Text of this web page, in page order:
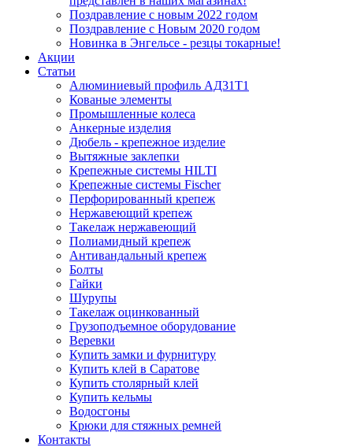
Поздравление с новым 2022 годом
Поздравление с Новым 2020 годом
Новинка в Энгельсе - резцы токарные!
Акции
Статьи
Алюминиевый профиль АД31Т1
Кованые элементы
Промышленные колеса
Анкерные изделия
Дюбель - крепежное изделие
Вытяжные заклепки
Крепежные системы HILTI
Крепежные системы Fischer
Перфорированный крепеж
Нержавеющий крепеж
Такелаж нержавеющий
Полиамидный крепеж
Антивандальный крепеж
Болты
Гайки
Шурупы
Такелаж оцинкованный
Грузоподъемное оборудование
Веревки
Купить замки и фурнитуру
Купить клей в Саратове
Купить столярный клей
Купить кельмы
Водосгоны
Крюки для стяжных ремней
Контакты